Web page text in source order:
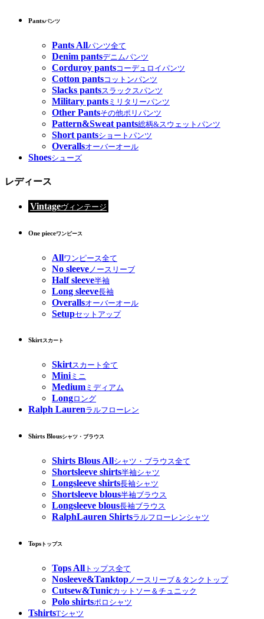
Pantsパンツ
Pants Allパンツ全て
Denim pantsデニムパンツ
Corduroy pantsコーデュロイパンツ
Cotton pantsコットンパンツ
Slacks pantsスラックスパンツ
Military pants ミリタリーパンツ
Other Pantsその他ポリパンツ
Pattern&Sweat pants総柄&スウェットパンツ
Short pantsショートパンツ
Overallsオーバーオール
Shoesシューズ
レディース
Vintageヴィンテージ
One pieceワンピース
Allワンピース全て
No sleeve ノースリーブ
Half sleeve半袖
Long sleeve長袖
Overallsオーバーオール
Setupセットアップ
Skirtスカート
Skirtスカート全て
Miniミニ
Medium ミディアム
Longロング
Ralph Laurenラルフローレン
Shirts Blousシャツ・ブラウス
Shirts Blous Allシャツ・ブラウス全て
Shortsleeve shirts半袖シャツ
Longsleeve shirts長袖シャツ
Shortsleeve blous半袖ブラウス
Longsleeve blous長袖ブラウス
RalphLauren Shirtsラルフローレンシャツ
Tops トップス
Tops All トップス全て
Nosleeve&Tanktopノースリーブ＆タンクトップ
Cutsew&Tunicカットソー＆チュニック
Polo shirtsポロシャツ
TshirtsTシャツ